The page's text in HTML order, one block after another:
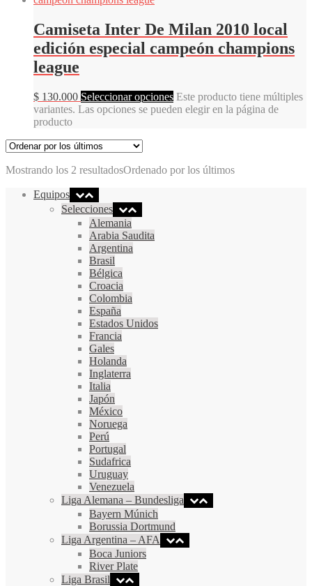
Camiseta Inter De Milan 2010 local
edición especial campeón champions
league
$ 130.000 Seleccionar opciones Este producto tiene múltiples
variantes. Las opciones se pueden elegir en la página de
producto
Mostrando los 2 resultadosOrdenado por los últimos
Equipos
Selecciones
Alemania
Arabia Saudita
Argentina
Brasil
Bélgica
Croacia
Colombia
España
Estados Unidos
Francia
Gales
Holanda
Inglaterra
Italia
Japón
México
Noruega
Perú
Portugal
Sudafrica
Uruguay
Venezuela
Liga Alemana – Bundesliga
Bayern Múnich
Borussia Dortmund
Liga Argentina – AFA
Boca Juniors
River Plate
Liga Brasil